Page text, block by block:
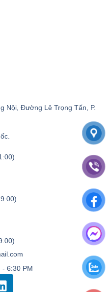
Nội, Đường Lê Trọng Tấn, P.
- 6:30 PM